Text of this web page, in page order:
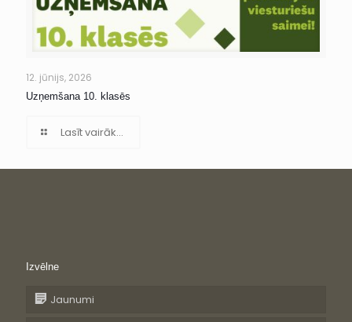
12. jūnijs, 2026
Uzņemšana 10. klasēs
Lasīt vairāk...
Izvēlne
Jaunumi